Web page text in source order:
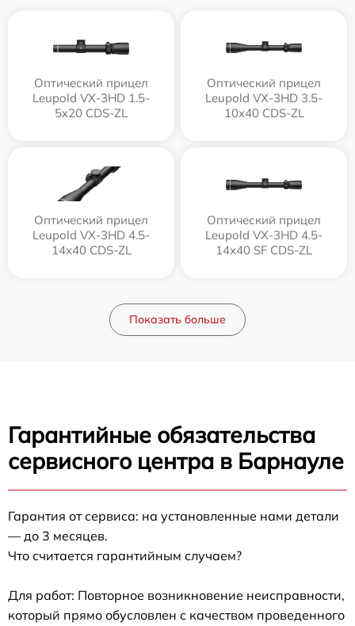
Оптический прицел
Leupold VX-3HD 1.5-
5x20 CDS-ZL
Оптический прицел
Leupold VX-3HD 3.5-
10x40 CDS-ZL
Оптический прицел
Leupold VX-3HD 4.5-
14x40 CDS-ZL
Оптический прицел
Leupold VX-3HD 4.5-
14x40 SF CDS-ZL
Показать больше
Гарантийные обязательства
сервисного центра в Барнауле
Гарантия от сервиса: на установленные нами детали
— до 3 месяцев.
Что считается гарантийным случаем?
Для работ: Повторное возникновение неисправности,
который прямо обусловлен с качеством проведенного